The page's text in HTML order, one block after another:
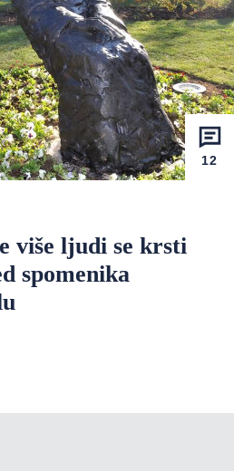
12
više ljudi se krsti
spomenika